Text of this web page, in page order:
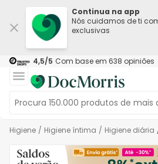
Continua na app
Nós cuidamos de ti
exclusivas
4,5/5 Com base em 638 opiniões
Higiene / Higiene íntima / Higiene diária